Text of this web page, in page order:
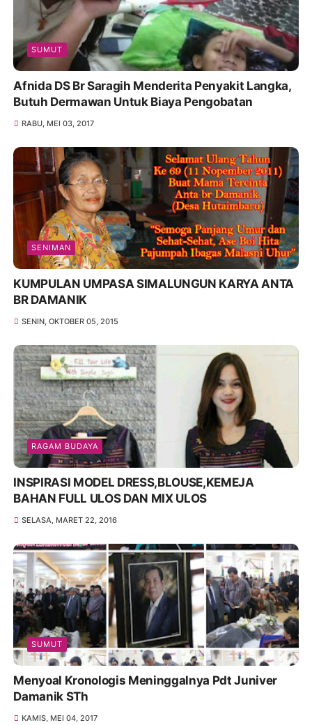
SUMUT
Afnida DS Br Saragih Menderita Penyakit Langka,
Butuh Dermawan Untuk Biaya Pengobatan
RABU, MEI 03, 2017
SENIMAN
KUMPULAN UMPASA SIMALUNGUN KARYA ANTA
BR DAMANIK
SENIN, OKTOBER 05, 2015
RAGAM BUDAYA
INSPIRASI MODEL DRESS,BLOUSE,KEMEJA
BAHAN FULL ULOS DAN MIX ULOS
SELASA, MARET 22, 2016
SUMUT
Menyoal Kronologis Meninggalnya Pdt Juniver
Damanik STh
KAMIS, MEI 04, 2017